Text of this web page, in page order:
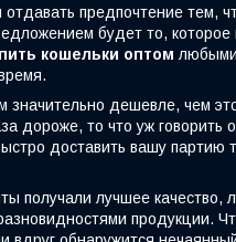
предпочтение тем,
будет то,
кошельки оптом любыми
дешевле, чем
дороже, то что уж
доставить вашу партию
лучшее
продукции.